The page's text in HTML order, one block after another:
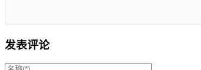
发表评论